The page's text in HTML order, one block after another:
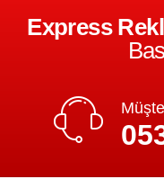
Express